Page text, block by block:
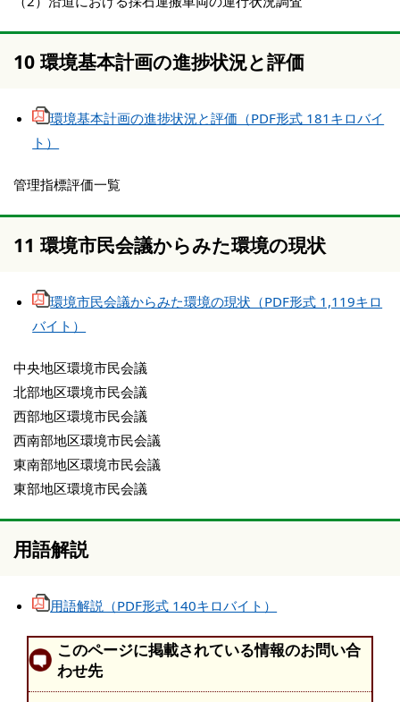
10 環境基本計画の進捗状況と評価
環境基本計画の進捗状況と評価（PDF形式 181キロバイ
ト）
管理指標評価一覧
11 環境市民会議からみた環境の現状
環境市民会議からみた環境の現状（PDF形式 1,119キロ
バイト）
中央地区環境市民会議
北部地区環境市民会議
西部地区環境市民会議
西南部地区環境市民会議
東南部地区環境市民会議
東部地区環境市民会議
用語解説
用語解説（PDF形式 140キロバイト）
このページに掲載されている情報のお問い合
わせ先